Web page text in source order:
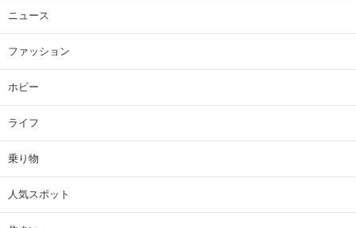
ニュース
ファッション
ホビー
ライフ
乗り物
人気スポット